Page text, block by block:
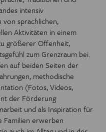
intensiv
von sprachlichen,
Aktivitäten in einem
größerer Offenheit,
zum Grenzraum bei.
auf beiden Seiten der
methodische
(Fotos, Videos,
der Förderung
und als Inspiration für
erwerben